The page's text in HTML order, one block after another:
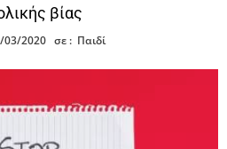
βίας
03/2020 σε : Παιδί